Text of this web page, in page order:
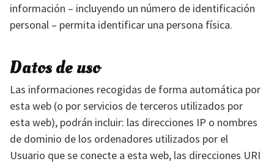
información – incluyendo un número de identificación
personal – permita identificar una persona física.
Datos de uso
Las informaciones recogidas de forma automática por
esta web (o por servicios de terceros utilizados por
esta web), podrán incluir: las direcciones IP o nombres
de dominio de los ordenadores utilizados por el
Usuario que se conecte a esta web, las direcciones URI